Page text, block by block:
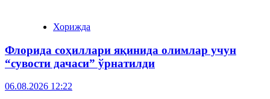
Хорижда
Флорида соҳиллари яқинида олимлар учун
“сувости дачаси” ўрнатилди
06.08.2026 12:22